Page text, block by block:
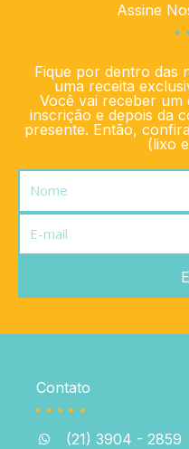
Assine
Fique por dentro das
uma receita
Você vai receber
inscrição e depois da
presente. Então,
(lixo
mail
Contato
(21) 3904 - 2859